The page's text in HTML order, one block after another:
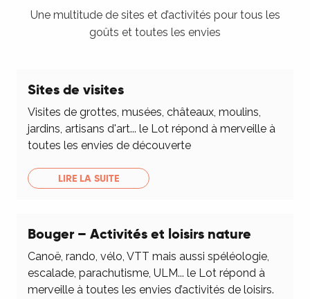
Une multitude de sites et d’activités pour tous les
goûts et toutes les envies
Sites de visites
Visites de grottes, musées, châteaux, moulins,
jardins, artisans d'art... le Lot répond à merveille à
toutes les envies de découverte
LIRE LA SUITE
Bouger – Activités et loisirs nature
Canoë, rando, vélo, VTT mais aussi spéléologie,
escalade, parachutisme, ULM... le Lot répond à
merveille à toutes les envies d’activités de loisirs.